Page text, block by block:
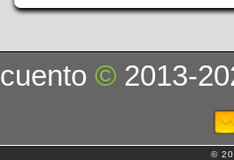
cuento© 2013-
©